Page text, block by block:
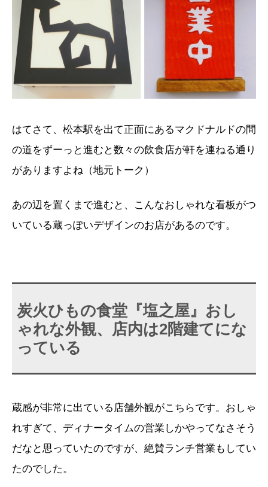
はてさて、松本駅を出て正面にあるマクドナルドの間
の道をずーっと進むと数々の飲食店が軒を連ねる通り
がありますよね（地元トーク）
あの辺を置くまで進むと、こんなおしゃれな看板がつ
いている蔵っぽいデザインのお店があるのです。
炭火ひもの食堂『塩之屋』おし
ゃれな外観、店内は2階建てにな
っている
蔵感が非常に出ている店舗外観がこちらです。おしゃ
れすぎて、ディナータイムの営業しかやってなさそう
だなと思っていたのですが、絶賛ランチ営業もしてい
たのでした。